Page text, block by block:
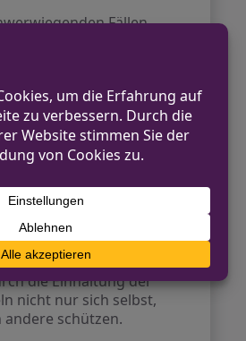
Fällen
Person, die ohne
unter dem Einfluss
teilnahm. In einem
wurde ein
verursacht, der zur
des Führerscheins und
wird auch in
intensiv
Sicherheit für alle
zu gewährleisten.
die Einhaltung der
nicht nur sich selbst,
schützen.